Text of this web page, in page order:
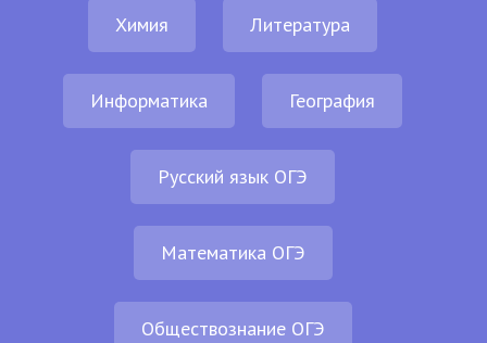
Химия Литература
Информатика География
Русский язык ОГЭ
Математика ОГЭ
Обществознание ОГЭ